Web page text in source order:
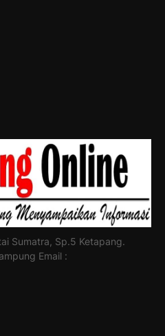
Sumatra, Sp.5 Ketapang.
Email :